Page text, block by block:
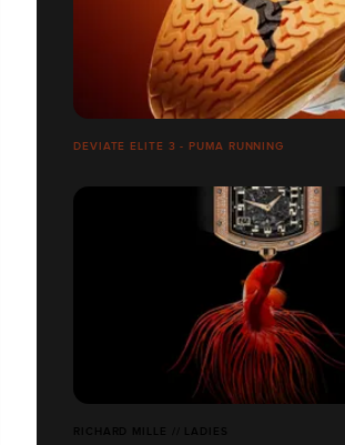
DEVIATE ELITE 3 - PUMA RUNNING
RICHARD MILLE // LADIES